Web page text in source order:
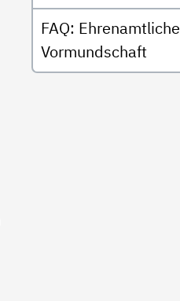
FAQ: Ehrenamtliche
Vormundschaft